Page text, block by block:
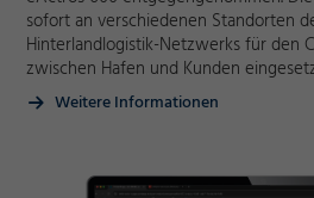
sofort an verschiedenen Standorten
Hinterlandlogistik-Netzwerks für den
zwischen Hafen und Kunden
Weitere Informationen